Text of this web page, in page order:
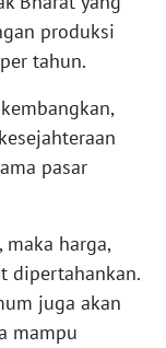
produksi
tahun.
pasar
harga,
dipertahankan.
juga akan
mampu